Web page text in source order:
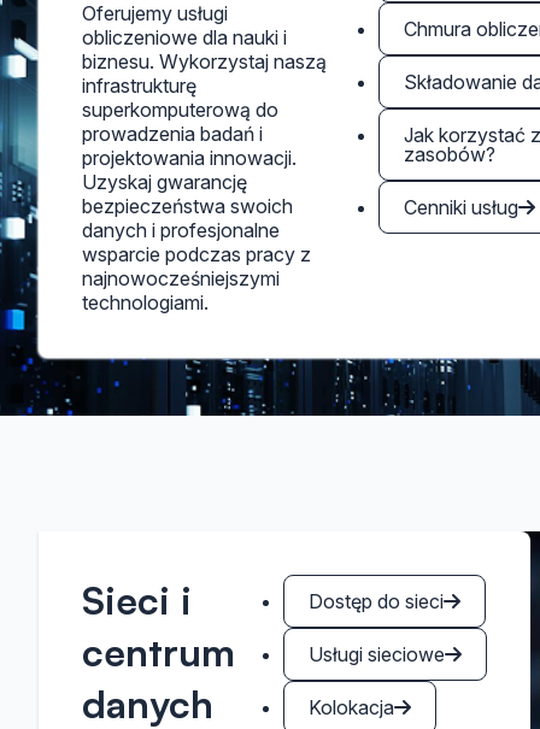
Oferujemy usługi
obliczeniowe dla nauki i
biznesu. Wykorzystaj naszą
infrastrukturę
superkomputerową do
prowadzenia badań i
projektowania innowacji.
Uzyskaj gwarancję
bezpieczeństwa swoich
danych i profesjonalne
wsparcie podczas pracy z
najnowocześniejszymi
technologiami.
Chmura
Składowanie
Jak korzystać z
zasobów?
Cenniki usług
Sieci i
centrum
danych
Dostęp do sieci
Usługi sieciowe
Kolokacja